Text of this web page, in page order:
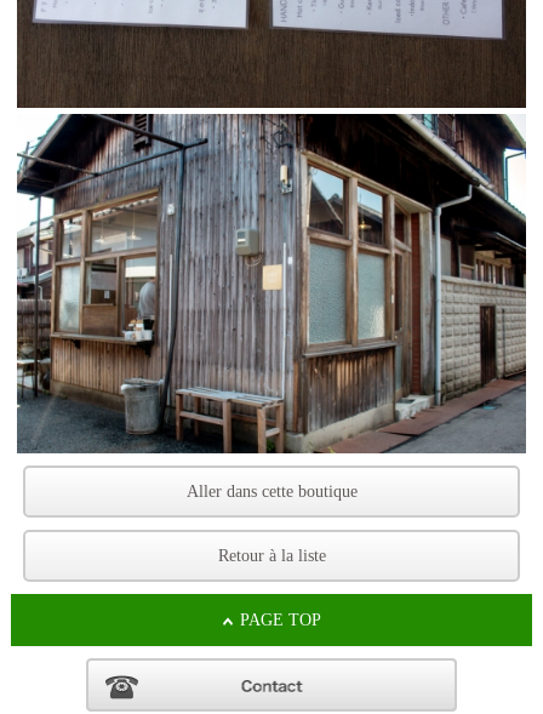
Aller dans cette boutique
Retour à la liste
PAGE TOP